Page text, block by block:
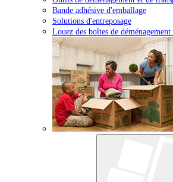
Bande adhésive d'emballage
Solutions d'entreposage
Louez des boîtes de